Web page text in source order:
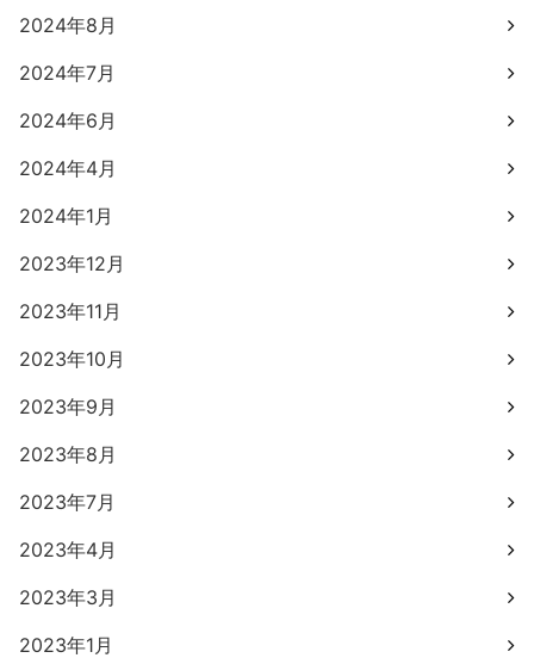
2024年8月
2024年7月
2024年6月
2024年4月
2024年1月
2023年12月
2023年11月
2023年10月
2023年9月
2023年8月
2023年7月
2023年4月
2023年3月
2023年1月